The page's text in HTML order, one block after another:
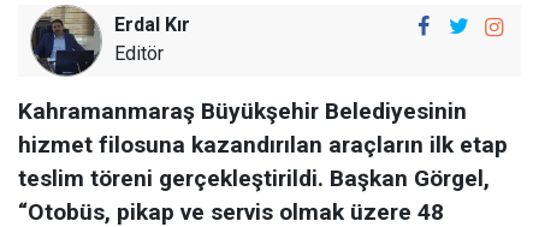
Erdal Kır
Editör
Kahramanmaraş Büyükşehir Belediyesinin
hizmet filosuna kazandırılan araçların ilk etap
teslim töreni gerçekleştirildi. Başkan Görgel,
“Otobüs, pikap ve servis olmak üzere 48